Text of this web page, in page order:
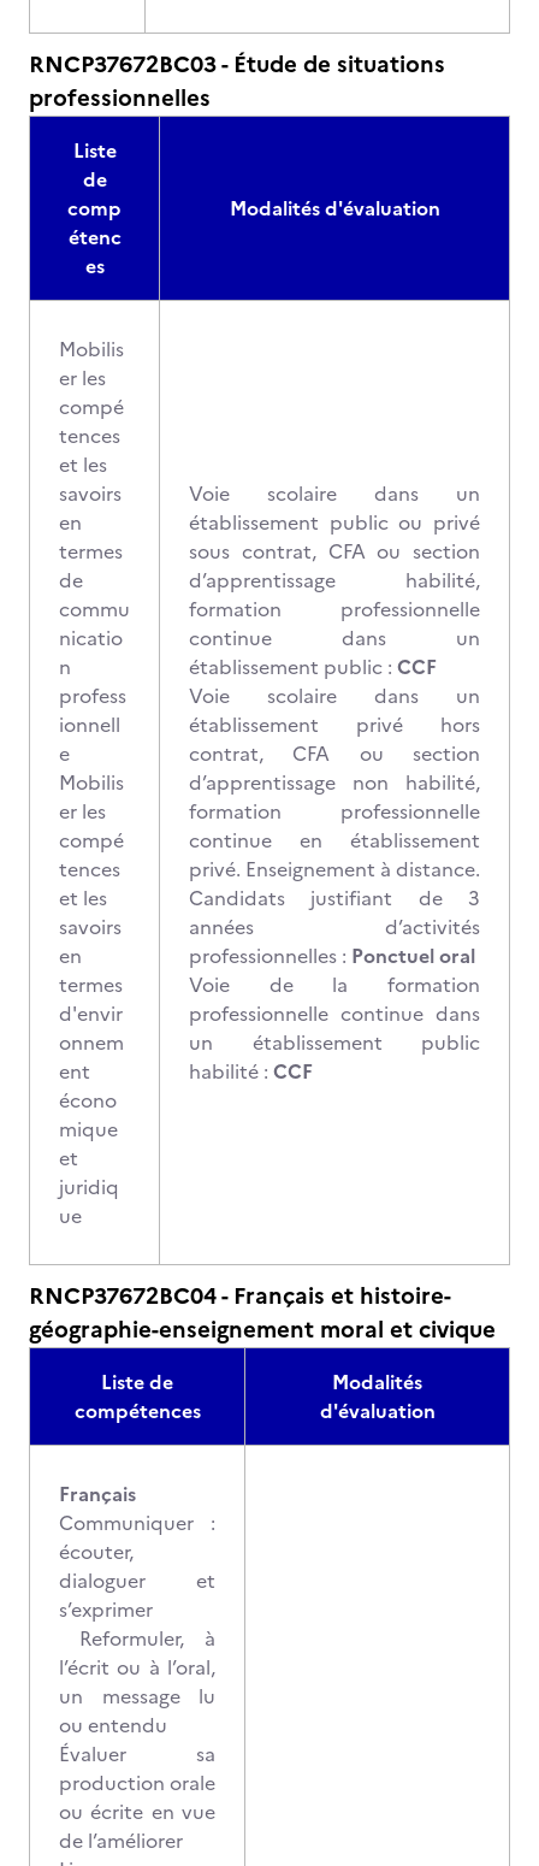
RNCP37672BC03 - Étude de situations
professionnelles
Liste
de
comp
étenc
es
Modalités d'évaluation
Mobilis
er les
compé
tences
et les
savoirs
en
termes
de
commu
nicatio
n
profess
ionnell
e
Mobilis
er les
compé
tences
et les
savoirs
en
termes
d'envir
onnem
ent
écono
mique
et
juridiq
ue
Voie scolaire dans un
établissement public ou privé
sous contrat, CFA ou section
d’apprentissage habilité,
formation professionnelle
continue dans un
établissement public : CCF
Voie scolaire dans un
établissement privé hors
contrat, CFA ou section
d’apprentissage non habilité,
formation professionnelle
continue en établissement
privé. Enseignement à distance.
Candidats justifiant de 3
années d’activités
professionnelles : Ponctuel oral
Voie de la formation
professionnelle continue dans
un établissement public
habilité : CCF
RNCP37672BC04 - Français et histoire-
géographie-enseignement moral et civique
Liste de
compétences
Modalités
d'évaluation
Français
Communiquer :
écouter,
dialoguer et
s’exprimer
Reformuler, à
l’écrit ou à l’oral,
un message lu
ou entendu
Évaluer sa
production orale
ou écrite en vue
de l’améliorer